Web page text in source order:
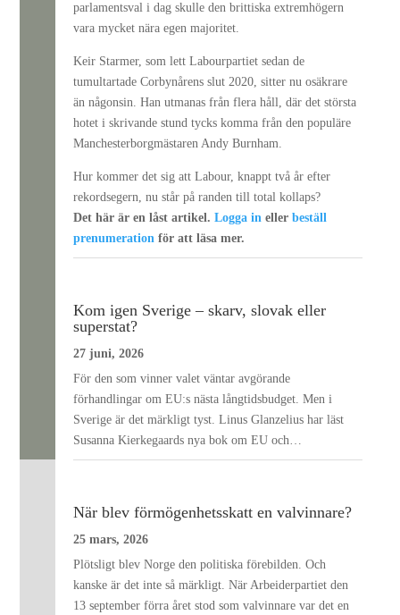
parlamentsval i dag skulle den brittiska extremhögern
vara mycket nära egen majoritet.
Keir Starmer, som lett Labourpartiet sedan de
tumultartade Corbynårens slut 2020, sitter nu osäkrare
än någonsin. Han utmanas från flera håll, där det största
hotet i skrivande stund tycks komma från den populäre
Manchesterborgmästaren Andy Burnham.
Hur kommer det sig att Labour, knappt två år efter
rekordsegern, nu står på randen till total kollaps?
Det här är en låst artikel.Logga in ellerbeställ
prenumeration för att läsa mer.
Kom igen Sverige – skarv, slovak eller
superstat?
27 juni, 2026
För den som vinner valet väntar avgörande
förhandlingar om EU:s nästa långtidsbudget. Men i
Sverige är det märkligt tyst. Linus Glanzelius har läst
Susanna Kierkegaards nya bok om EU och…
När blev förmögenhetsskatt en valvinnare?
25 mars, 2026
Plötsligt blev Norge den politiska förebilden. Och
kanske är det inte så märkligt. När Arbeiderpartiet den
13 september förra året stod som valvinnare var det en